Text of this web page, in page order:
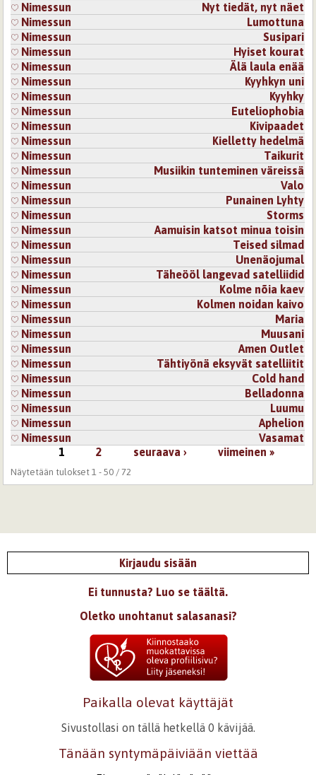
Nimessun
Nyt tiedät, nyt näet
Nimessun
Lumottuna
Nimessun
Susipari
Nimessun
Hyiset kourat
Nimessun
Älä laula enää
Nimessun
Kyyhkyn uni
Nimessun
Kyyhky
Nimessun
Euteliophobia
Nimessun
Kivipaadet
Nimessun
Kielletty hedelmä
Nimessun
Taikurit
Nimessun
Musiikin tunteminen väreissä
Nimessun
Valo
Nimessun
Punainen Lyhty
Nimessun
Storms
Nimessun
Aamuisin katsot minua toisin
Nimessun
Teised silmad
Nimessun
Unenäojumal
Nimessun
Täheööl langevad satelliidid
Nimessun
Kolme nõia kaev
Nimessun
Kolmen noidan kaivo
Nimessun
Maria
Nimessun
Muusani
Nimessun
Amen Outlet
Nimessun
Tähtiyönä eksyvät satelliitit
Nimessun
Cold hand
Nimessun
Belladonna
Nimessun
Luumu
Nimessun
Aphelion
Nimessun
Vasamat
1 2 seuraava › viimeinen »
Näytetään tulokset 1 - 50 / 72
Kirjaudu sisään
Ei tunnusta? Luo se täältä.
Oletko unohtanut salasanasi?
Paikalla olevat käyttäjät
Sivustollasi on tällä hetkellä 0 kävijää.
Tänään syntymäpäiviään viettää